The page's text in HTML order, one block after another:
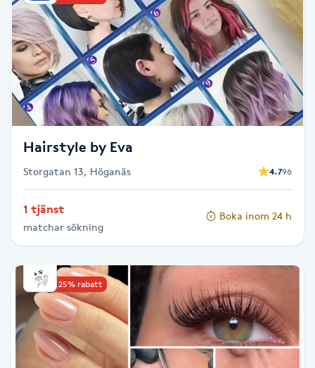
Navelpiercing
NBE-massage
Ny frisyr
O
Olaplex
Olaplexbehandling
Ombre
Ombre naglar
Optiker
Hairstyle by Eva
Storgatan 13, Höganäs 4.796
1 tjänst
matchar sökning
Boka inom 24 h
Upp till 25% rabatt